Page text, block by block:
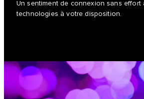
Un sentiment de connexion sans effort
technologies à votre disposition.